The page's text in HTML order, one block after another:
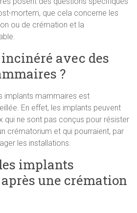
mortem, que cela concerne les
ou de crémation et la
avec des
?
implants mammaires est
En effet, les implants peuvent
qui ne sont pas conçus pour résister
crématorium et qui pourraient, par
les installations.
implants
une crémation